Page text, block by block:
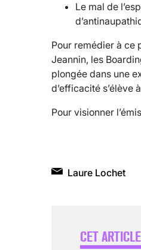
Le mal de
Pour remédier à ce
Jeannin, les
plongée dans une
d’efficacité s’élève
Pour visionner
Laure Lochet
CET